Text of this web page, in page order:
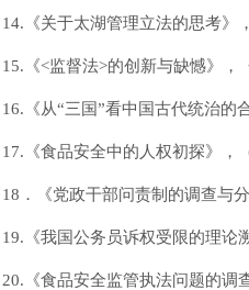
14.《关于太湖管理立法的思考》
15.《<监督法>的创新与缺憾》，
16.《从“三国”看中国古代统治的
17.《食品安全中的人权初探》，
18．《党政干部问责制的调查与
19.《我国公务员诉权受限的理论
20.《食品安全监管执法问题的调